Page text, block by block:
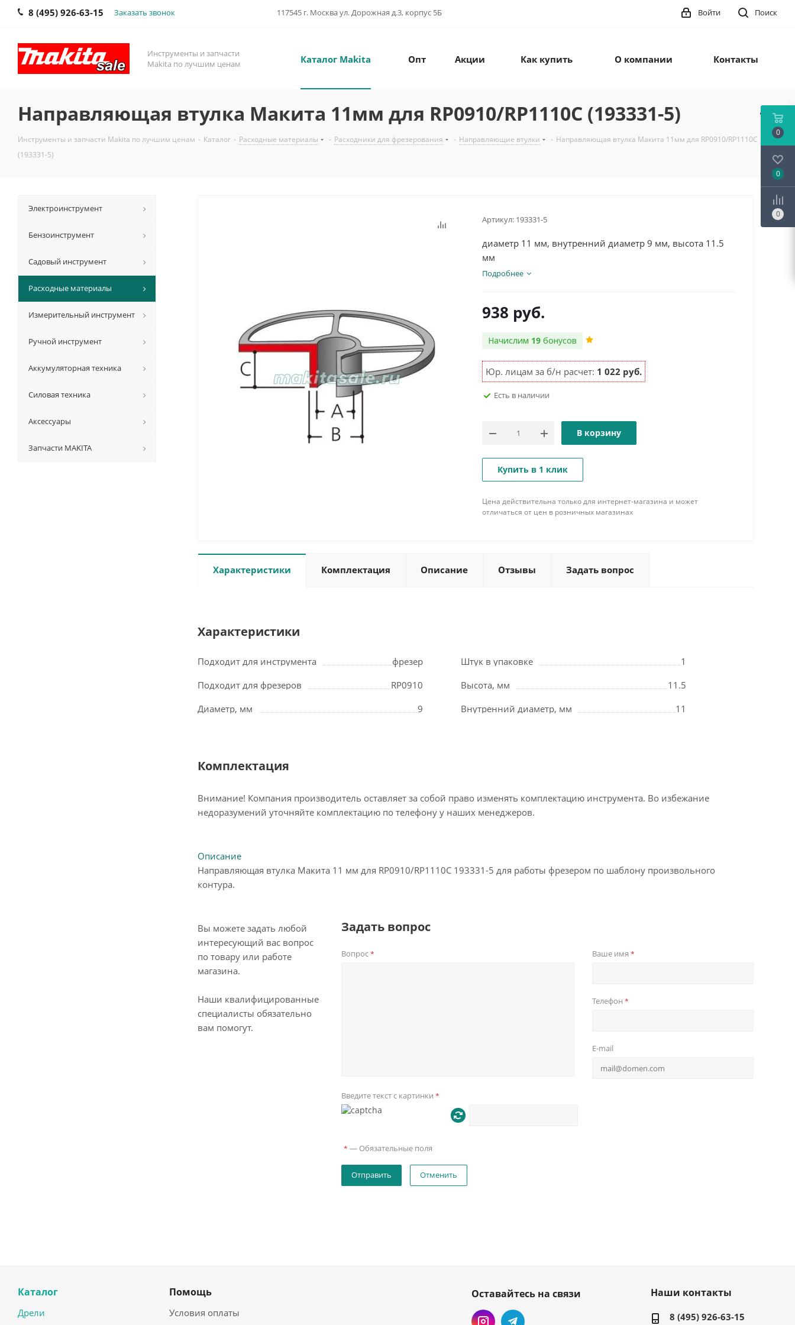
8 (495) 926-63-15 Заказать звонок 117545 г. Москва ул. Дорожная д.3, корпус 5Б Поиск
Войти
Инструменты и запчасти
Makita по лучшим ценам
Каталог Makita Опт Акции Как купить О компании Контакты
Направляющая втулка Макита 11мм для RP0910/RP1110C (193331-5)
Инструменты и запчасти Makita по лучшим ценам - Каталог - Расходные материалы - Расходники для фрезерования - Направляющие втулки - Направляющая втулка Макита 11мм для RP0910/RP1110C
(193331-5)
Артикул: 193331-5
диаметр 11 мм, внутренний диаметр 9 мм, высота 11.5
мм
Подробнее
938 руб.
Начислим 19 бонусов
Юр. лицам за б/н расчет: 1 022 руб.
Есть в наличии
В корзину
Купить в 1 клик
Цена действительна только для интернет-магазина и может
отличаться от цен в розничных магазинах
Характеристики Комплектация Описание Отзывы Задать вопрос
Характеристики
Подходит для инструмента фрезер Штук в упаковке
1
Подходит для фрезеров
RP0910 Высота, мм
11.5
Диаметр, мм
9 Внутренний диаметр, мм 11
Комплектация
Внимание! Компания производитель оставляет за собой право изменять комплектацию инструмента. Во избежание
недоразумений уточняйте комплектацию по телефону у наших менеджеров.
Описание
Направляющая втулка Макита 11 мм для RP0910/RP1110C 193331-5 для работы фрезером по шаблону произвольного
контура.
Вы можете задать любой
интересующий вас вопрос
по товару или работе
магазина.
Наши квалифицированные
специалисты обязательно
вам помогут.
Задать вопрос
Вопрос* Ваше имя *
Телефон *
E-mail
Введите текст с картинки *
* — Обязательные поля
Отменить
Электроинструмент
Бензоинструмент
Садовый инструмент
Расходные материалы
Измерительный инструмент
Ручной инструмент
Аккумуляторная техника
Силовая техника
Аксессуары
Запчасти MAKITA
Каталог
Дрели
Помощь
Условия оплаты
Оставайтесь на связи Наши контакты
8 (495) 926-63-15
0
0
0